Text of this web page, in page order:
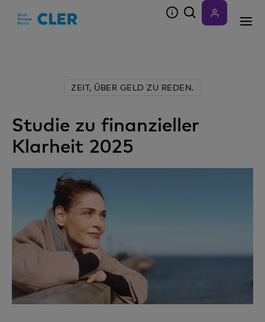
ZEIT, ÜBER GELD ZU REDEN.
Studie zu finanzieller
Klarheit 2025